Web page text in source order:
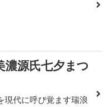
濃源氏七夕まつ
現代に呼び覚ます瑞浪